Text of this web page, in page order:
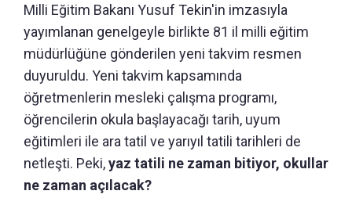
Milli Eğitim Bakanı Yusuf Tekin'in imzasıyla
yayımlanan genelgeyle birlikte 81 il milli eğitim
müdürlüğüne gönderilen yeni takvim resmen
duyuruldu. Yeni takvim kapsamında
öğretmenlerin mesleki çalışma programı,
öğrencilerin okula başlayacağı tarih, uyum
eğitimleri ile ara tatil ve yarıyıl tatili tarihleri de
netleşti. Peki,yaz tatili ne zaman bitiyor, okullar
ne zaman açılacak?